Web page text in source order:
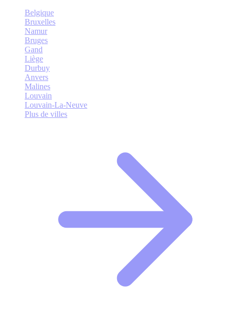
Belgique
Bruxelles
Namur
Bruges
Gand
Liège
Durbuy
Anvers
Malines
Louvain
Louvain-La-Neuve
Plus de villes